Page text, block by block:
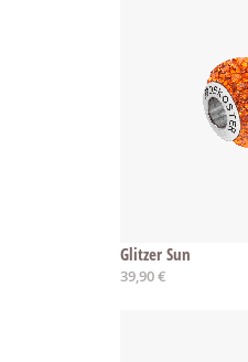
Glitzer Sun
39,90 €